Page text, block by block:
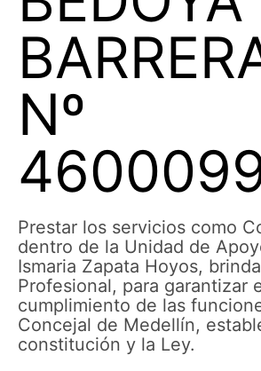
Nº
Prestar los servicios como
dentro de la Unidad de
Ismaria Zapata Hoyos,
Profesional, para garantizar
cumplimiento de las
Concejal de Medellín,
constitución y la Ley.